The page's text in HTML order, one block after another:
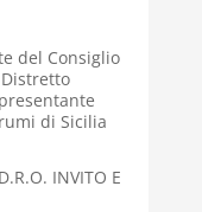
del Consiglio
di Sicilia
INVITO E